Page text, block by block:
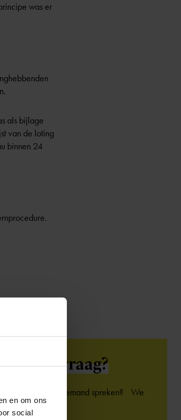
en om ons
social
was er
als bijlage
van de loting
binnen 24
je eenvraag?
er niet uit of wil je iemand spreken? We
graag.